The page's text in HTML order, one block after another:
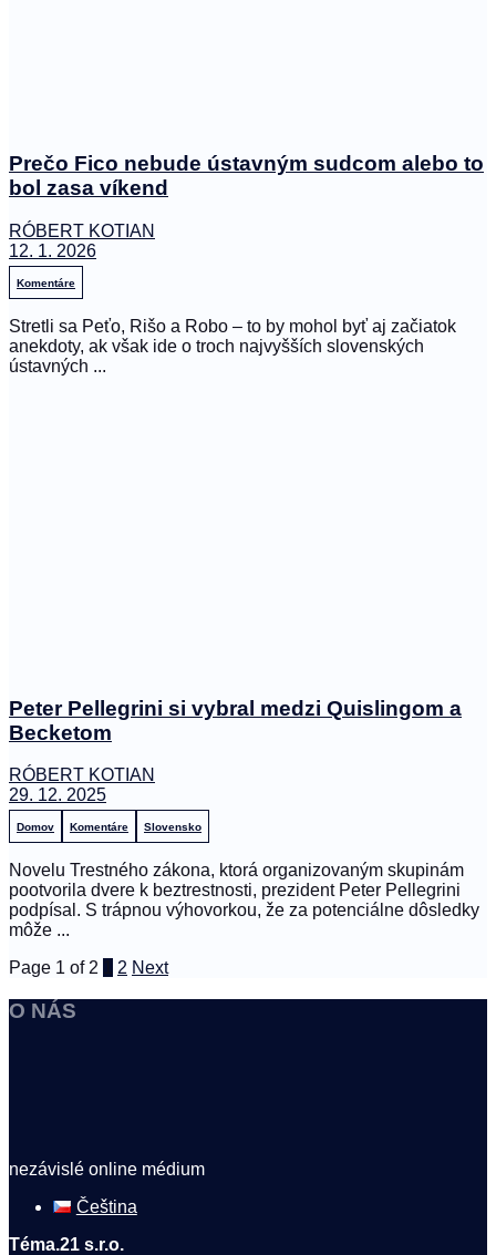
Prečo Fico nebude ústavným sudcom alebo to
bol zasa víkend
RÓBERT KOTIAN
12. 1. 2026
Komentáre
Stretli sa Peťo, Rišo a Robo – to by mohol byť aj začiatok
anekdoty, ak však ide o troch najvyšších slovenských
ústavných ...
Peter Pellegrini si vybral medzi Quislingom a
Becketom
RÓBERT KOTIAN
29. 12. 2025
Domov Komentáre Slovensko
Novelu Trestného zákona, ktorá organizovaným skupinám
pootvorila dvere k beztrestnosti, prezident Peter Pellegrini
podpísal. S trápnou výhovorkou, že za potenciálne dôsledky
môže ...
Page 1 of 2
2 Next
O NÁS
nezávislé online médium
Čeština
Téma.21 s.r.o.